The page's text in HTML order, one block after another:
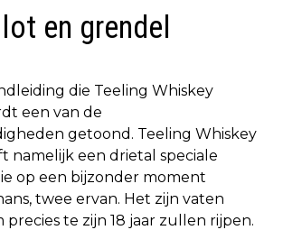
en grendel
die Teeling Whiskey
een van de
getoond. Teeling Whiskey
namelijk een drietal speciale
op een bijzonder moment
twee ervan. Het zijn vaten
precies te zijn 18 jaar zullen rijpen.